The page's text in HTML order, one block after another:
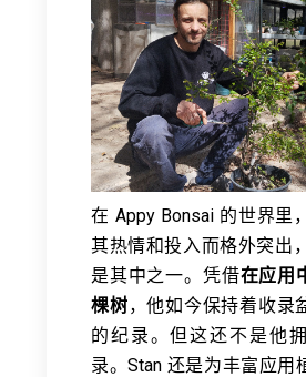
在 Appy Bonsai 的世界里
其热情和投入而格外突出
是其中之一。凭借在应用
棵树，他如今保持着收录
的纪录。但这还不是他
录。Stan 还是为丰富应用